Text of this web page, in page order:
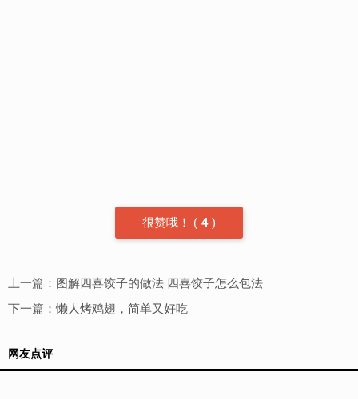
很赞哦！ ( 4 )
上一篇： 图解四喜饺子的做法 四喜饺子怎么包法
下一篇： 懒人烤鸡翅，简单又好吃
网友点评